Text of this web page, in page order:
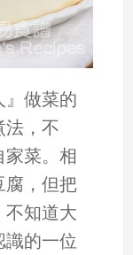
做菜的
法，不
菜。相
腐，但把
知道大
識的一位